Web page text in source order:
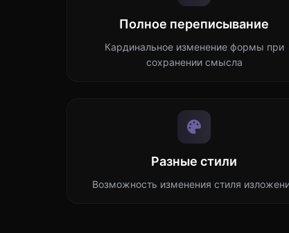
Полное переписывание
Кардинальное изменение формы при
сохранении смысла
Разные стили
Возможность изменения стиля